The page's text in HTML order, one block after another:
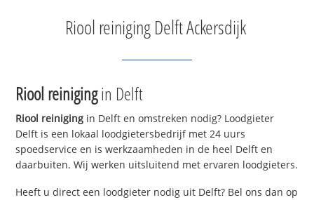
Riool reiniging Delft Ackersdijk
Riool reinigingin Delft
Riool reiniging in Delft en omstreken nodig? Loodgieter
Delft is een lokaal loodgietersbedrijf met 24 uurs
spoedservice en is werkzaamheden in de heel Delft en
daarbuiten. Wij werken uitsluitend met ervaren loodgieters.
Heeft u direct een loodgieter nodig uit Delft? Bel ons dan op